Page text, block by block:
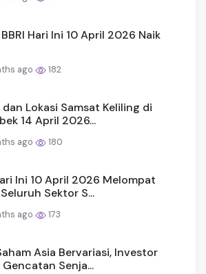
Hari Ini 10 April 2026 Naik
ago 182
Lokasi Samsat Keliling di
14 April 2026...
ago 180
Ini 10 April 2026 Melompat
Sektor S...
ago 173
Asia Bervariasi, Investor
Senja...